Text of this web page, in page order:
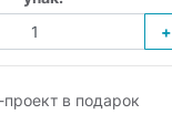
+
в подарок